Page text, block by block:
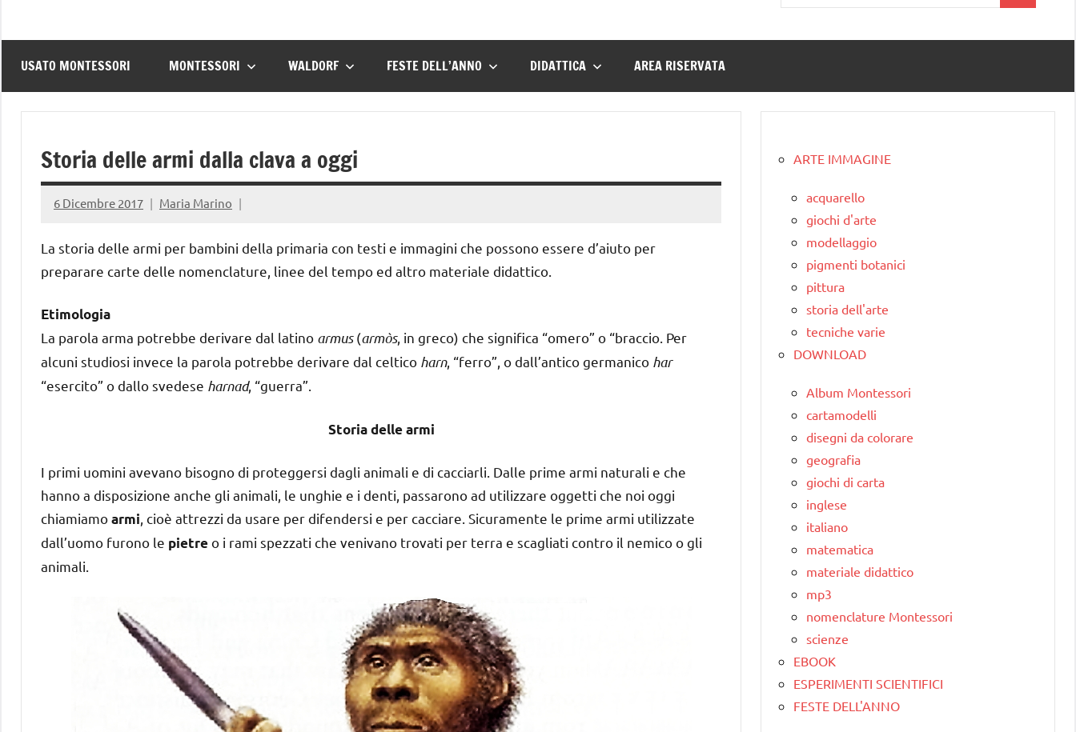
per:
USATO MONTESSORI MONTESSORI WALDORF FESTE DELL’ANNO DIDATTICA AREA RISERVATA
Storia delle armi dalla clava a oggi
6 Dicembre 2017 Maria Marino
La storia delle armi per bambini della primaria con testi e immagini che possono essere d’aiuto per
preparare carte delle nomenclature, linee del tempo ed altro materiale didattico.
Etimologia
La parola arma potrebbe derivare dal latino armus(armòs, in greco) che significa “omero” o “braccio. Per
alcuni studiosi invece la parola potrebbe derivare dal celtico harn, “ferro”, o dall’antico germanico har
“esercito” o dallo svedese harnad, “guerra”.
Storia delle armi
I primi uomini avevano bisogno di proteggersi dagli animali e di cacciarli. Dalle prime armi naturali e che
hanno a disposizione anche gli animali, le unghie e i denti, passarono ad utilizzare oggetti che noi oggi
chiamiamoarmi , cioè attrezzi da usare per difendersi e per cacciare. Sicuramente le prime armi utilizzate
dall’uomo furono le pietreo i rami spezzati che venivano trovati per terra e scagliati contro il nemico o gli
animali.
ARTE IMMAGINE
acquarello
giochi d'arte
modellaggio
pigmenti botanici
pittura
storia dell'arte
tecniche varie
DOWNLOAD
Album Montessori
cartamodelli
disegni da colorare
geografia
giochi di carta
inglese
italiano
matematica
materiale didattico
mp3
nomenclature Montessori
scienze
EBOOK
ESPERIMENTI SCIENTIFICI
FESTE DELL'ANNO